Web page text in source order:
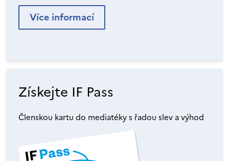
Více informací
Získejte IF Pass
Členskou kartu do mediatéky s řadou slev a výhod